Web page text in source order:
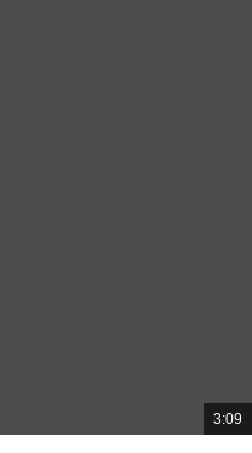
總
共
3:09